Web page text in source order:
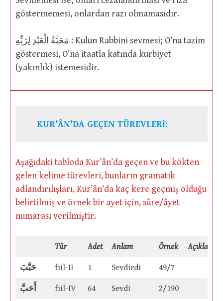
göstermemesi, onlardan razı olmamasıdır.
مَحَبَّةُ الْعَبْدِ لِرَبِّهِ : Kulun Rabbini sevmesi; O’na tazim
göstermesi, O’na itaatla katında kurbiyet
(yakınlık) istemesidir.
KUR’ÂN’DA GEÇEN TÜREVLERİ:
Aşağıdaki tabloda Kur’ân’da geçen ve bu kökten
gelen kelime türevleri, bunların gramatik
adlandırılışları, Kur’ân’da kaç kere geçmiş olduğu
belirtilmiş ve örnek bir ayet için, sûre/âyet
numarası verilmiştir.
Tür Adet Anlam Örnek Açıklama
حَبَّبَ fiil-II 1 Sevdirdi 49/7
أَحَبَّ fiil-IV 64 Sevdi 2/190